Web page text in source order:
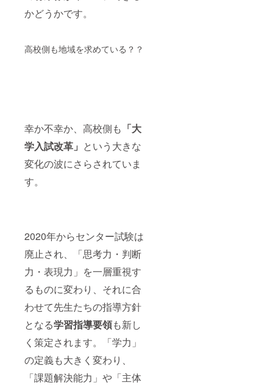
かどうかです。
高校側も地域を求めている？？
幸か不幸か、高校側も 「大
学入試改革」 という大きな
変化の波にさらされていま
す。
2020年からセンター試験は
廃止され、「思考力・判断
力・表現力」を一層重視す
るものに変わり、それに合
わせて先生たちの指導方針
となる学習指導要領も新し
く策定されます。「学力」
の定義も大きく変わり、
「課題解決能力」や「主体